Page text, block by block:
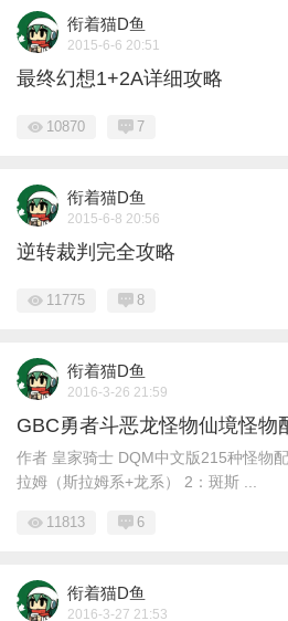
衔着猫D鱼
2015-6-6 20:51
最终幻想1+2A详细攻略
10870 7
衔着猫D鱼
2015-6-8 20:56
逆转裁判完全攻略
11775 8
衔着猫D鱼
2016-3-26 21:59
GBC勇者斗恶龙怪物仙境怪物
作者 皇家骑士 DQM中文版215种怪物
拉姆（斯拉姆系+龙系） 2：斑斯 ...
11813 6
衔着猫D鱼
2016-3-27 21:53